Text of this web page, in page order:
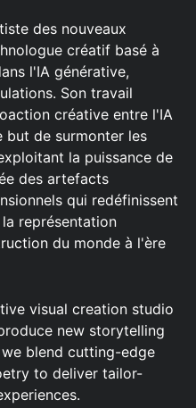
des nouveaux
créatif basé à
l'IA générative,
Son travail
créative entre l'IA
but de surmonter les
la puissance de
des artefacts
qui redéfinissent
représentation
du monde à l'ère
visual creation studio
new storytelling
blend cutting-edge
to deliver tailor-